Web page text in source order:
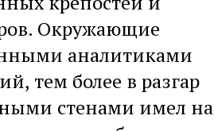
Окружающие
аналитиками
тем более в разгар
стенами имел на